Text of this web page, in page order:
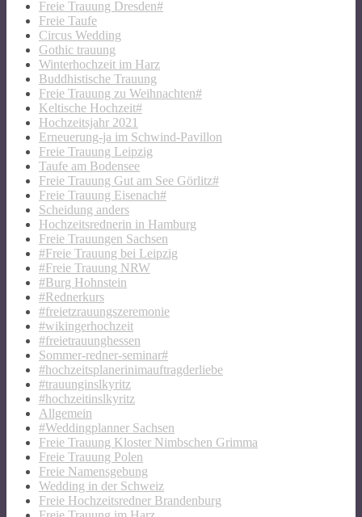
Freie Trauung Dresden#
Freie Taufe
Circus Wedding
Gothic trauung
Winterhochzeit im Harz
Buddhistische Trauung
Freie Trauung zu Weihnachten#
Keltische Hochzeit#
Hochzeitsjahr 2021
Erneuerung-ja im Schwind-Pavillon
Freie Trauung Leipzig
Taufe am Bodensee
Freie Trauung Gut am See Görlitz#
Freie Trauung Eisenach#
Scheidung anders
Hochzeitsrednerin in Hamburg
Freie Trauungen Sachsen
#Freie Trauung bei Leipzig
#Freie Trauung NRW
#Burg Hohnstein
#Rednerkurs
#freietzrauungszeremonie
#wikingerhochzeit
#freietrauunghessen
Sommer-redner-seminar#
#hochzeitsplanerinimauftragderliebe
#trauunginslkyritz
#hochzeitinslkyritz
Allgemein
#Weddingplanner Sachsen
Freie Trauung Kloster Nimbschen Grimma
Freie Trauung Polen
Freie Namensgebung
Wedding in der Schweiz
Freie Hochzeitsredner Brandenburg